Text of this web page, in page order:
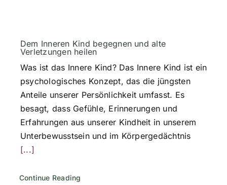
Dem Inneren Kind begegnen und alte
Verletzungen heilen
Was ist das Innere Kind? Das Innere Kind ist ein
psychologisches Konzept, das die jüngsten
Anteile unserer Persönlichkeit umfasst. Es
besagt, dass Gefühle, Erinnerungen und
Erfahrungen aus unserer Kindheit in unserem
Unterbewusstsein und im Körpergedächtnis
[...]
Continue Reading